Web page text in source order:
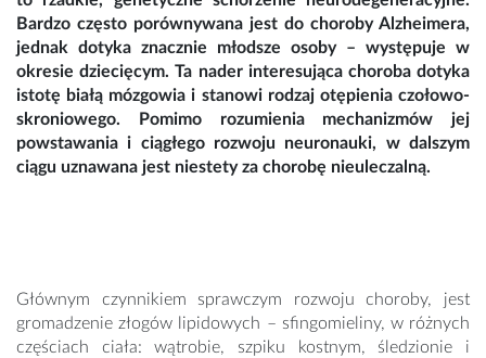
Bardzo często porównywana jest do choroby Alzheimera,
jednak dotyka znacznie młodsze osoby – występuje w
okresie dziecięcym. Ta nader interesująca choroba dotyka
istotę białą mózgowia i stanowi rodzaj otępienia czołowo-
skroniowego. Pomimo rozumienia mechanizmów jej
powstawania i ciągłego rozwoju neuronauki, w dalszym
ciągu uznawana jest niestety za chorobę nieuleczalną.
Głównym czynnikiem sprawczym rozwoju choroby, jest
gromadzenie złogów lipidowych – sfingomieliny, w różnych
częściach ciała: wątrobie, szpiku kostnym, śledzionie i